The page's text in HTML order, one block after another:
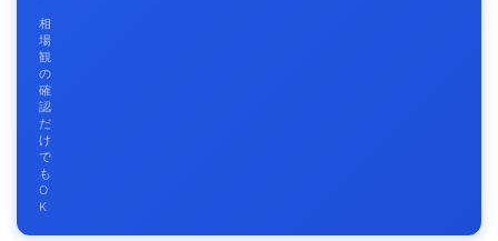
相
場
観
の
確
認
だ
け
で
も
O
K